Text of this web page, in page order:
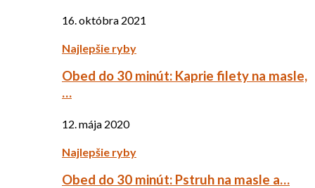
16. októbra 2021
Najlepšie ryby
Obed do 30 minút: Kaprie filety na masle,
…
12. mája 2020
Najlepšie ryby
Obed do 30 minút: Pstruh na masle a…